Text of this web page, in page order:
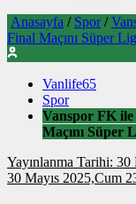
Anasayfa / Spor /
Final Maçını Süper
Vanlife65
Spor
Vanspor FK
Maçını Süper
Yayınlanma
30 Mayıs 2025,Cum